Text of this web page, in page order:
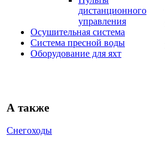
дистанционного
управления
Осушительная система
Система пресной воды
Оборудование для яхт
А также
Снегоходы